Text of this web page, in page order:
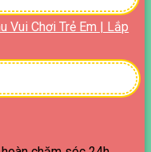
Vui Chơi Trẻ Em | Lắp